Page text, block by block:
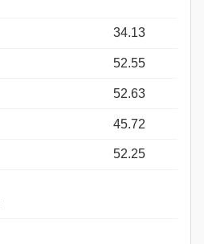
34.13
52.55
52.63
45.72
52.25